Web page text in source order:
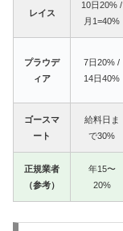
レイス
10日20% /
月1=40%
プラウデ
ィア
7日20% /
14日40%
ゴースマ
ート
給料日ま
で30%
正規業者
（参考）
年15〜
20%